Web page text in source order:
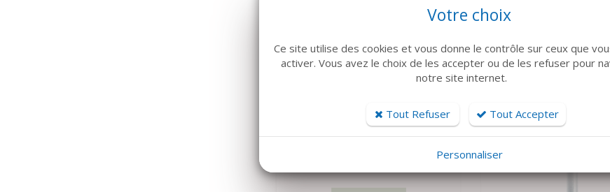
Prix sur devisVotre choix
Ce site utilise des cookies et vous donne le contrôle sur ceux que
activer. Vous avez le choix de les accepter ou de les refuser pour
notre site internet.
Tout Refuser Tout Accepter
Personnaliser